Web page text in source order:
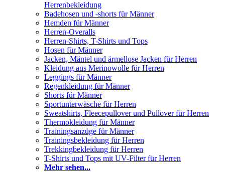
Herrenbekleidung
Badehosen und -shorts für Männer
Hemden für Männer
Herren-Overalls
Herren-Shirts, T-Shirts und Tops
Hosen für Männer
Jacken, Mäntel und ärmellose Jacken für Herren
Kleidung aus Merinowolle für Herren
Leggings für Männer
Regenkleidung für Männer
Shorts für Männer
Sportunterwäsche für Herren
Sweatshirts, Fleecepullover und Pullover für Herren
Thermokleidung für Männer
Trainingsanzüge für Männer
Trainingsbekleidung für Herren
Trekkingbekleidung für Herren
T-Shirts und Tops mit UV-Filter für Herren
Mehr sehen...